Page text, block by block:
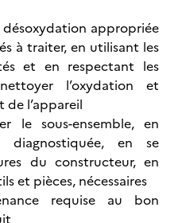
appropriée
à traiter, en utilisant les
et en respectant les
l’oxydation et
l’appareil
le sous-ensemble, en
en se
du constructeur, en
et pièces, nécessaires
requise au bon